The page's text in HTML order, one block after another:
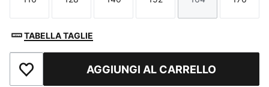
Taglia Taglia Taglia Taglia Taglia Taglia
TABELLA TAGLIE
Aggiungi ai PreferitiAGGIUNGI AL CARRELLO